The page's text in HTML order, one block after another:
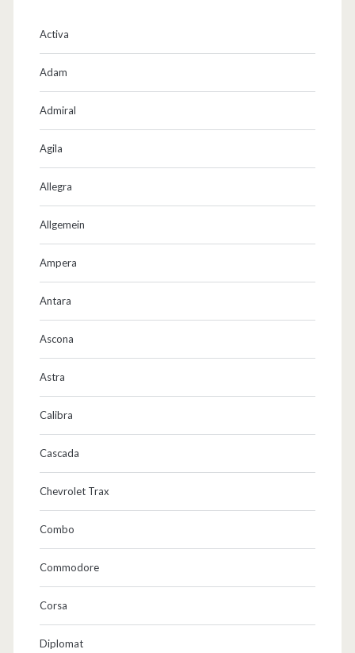
n
g
s
t
e
Activa
Adam
Admiral
Agila
Allegra
Allgemein
Ampera
Antara
Ascona
Astra
Calibra
Cascada
Chevrolet Trax
Combo
Commodore
Corsa
Diplomat